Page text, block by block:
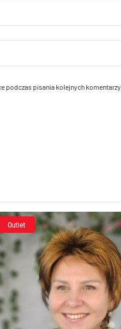
podczas pisania kolejnych komentarzy.